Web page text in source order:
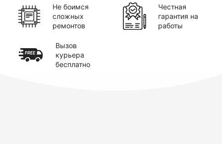
Не боимся
сложных
ремонтов
Честная
гарантия на
работы
Вызов
курьера
бесплатно